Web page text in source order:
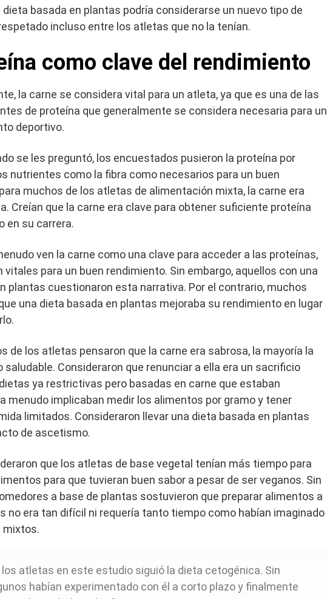
dieta basada en plantas podría considerarse un nuevo tipo de
incluso entre los atletas que no la tenían.
como clave del rendimiento
la carne se considera vital para un atleta, ya que es una de las
de proteína que generalmente se considera necesaria para un
deportivo.
se les preguntó, los encuestados pusieron la proteína por
nutrientes como la fibra como necesarios para un buen
muchos de los atletas de alimentación mixta, la carne era
Creían que la carne era clave para obtener suficiente proteína
en su carrera.
ven la carne como una clave para acceder a las proteínas,
vitales para un buen rendimiento. Sin embargo, aquellos con una
plantas cuestionaron esta narrativa. Por el contrario, muchos
una dieta basada en plantas mejoraba su rendimiento en lugar
de los atletas pensaron que la carne era sabrosa, la mayoría la
saludable. Consideraron que renunciar a ella era un sacrificio
ya restrictivas pero basadas en carne que estaban
menudo implicaban medir los alimentos por gramo y tener
limitados. Consideraron llevar una dieta basada en plantas
de ascetismo.
que los atletas de base vegetal tenían más tiempo para
para que tuvieran buen sabor a pesar de ser veganos. Sin
a base de plantas sostuvieron que preparar alimentos a
no era tan difícil ni requería tanto tiempo como habían imaginado
mixtos.
los atletas en este estudio siguió la dieta cetogénica. Sin
habían experimentado con él a corto plazo y finalmente